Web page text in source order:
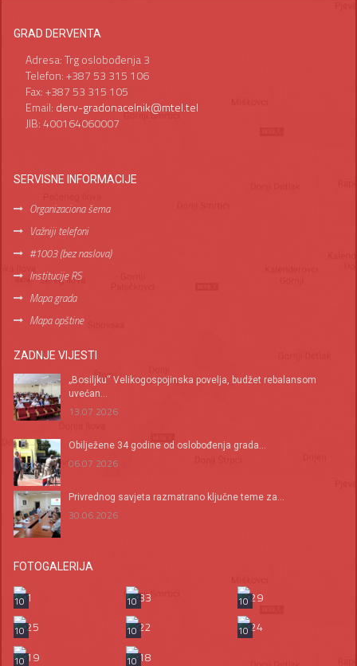
GRAD DERVENTA
Adresa: Trg oslobođenja 3
Telefon: +387 53 315 106
Fax: +387 53 315 105
Email: derv-gradonacelnik@mtel.tel
JIB: 400164060007
SERVISNE INFORMACIJE
Organizaciona šema
Važniji telefoni
#1003 (bez naslova)
Institucije RS
Mapa grada
Mapa opštine
ZADNJE VIJESTI
„Bosiljku“ Velikogospojinska povelja, budžet rebalansom
uvećan...
13.07.2026
Оbilježene 34 godine od oslobođenja grada...
06.07.2026
Privrednog savjeta razmatrano ključne teme za...
30.06.2026
FOTOGALERIJA
10 10
10
10
10
10
10
10